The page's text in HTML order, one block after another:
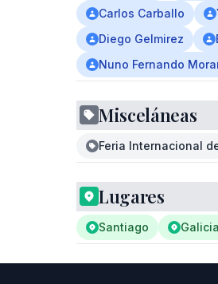
Carlos Carballo
Diego Gelmirez
Nuno Fernando
Misceláneas
Feria Internacional
Lugares
Santiago Galicia